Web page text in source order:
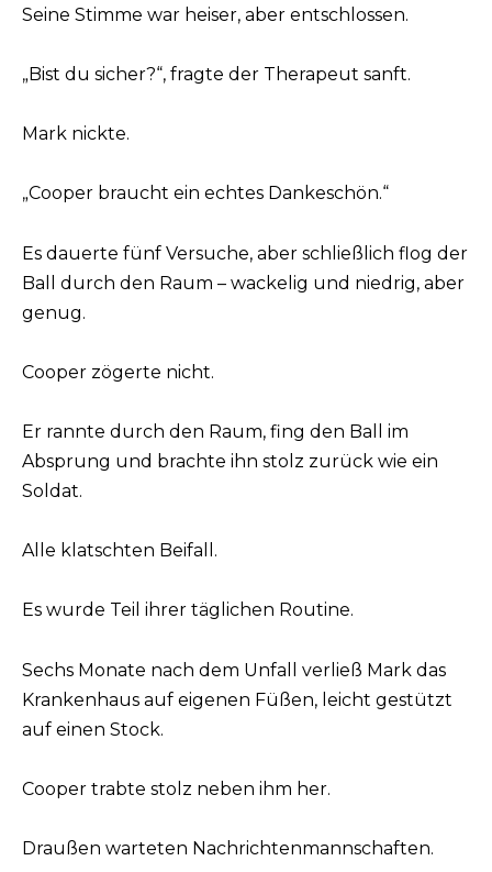
Seine Stimme war heiser, aber entschlossen.
„Bist du sicher?“, fragte der Therapeut sanft.
Mark nickte.
„Cooper braucht ein echtes Dankeschön.“
Es dauerte fünf Versuche, aber schließlich flog der
Ball durch den Raum – wackelig und niedrig, aber
genug.
Cooper zögerte nicht.
Er rannte durch den Raum, fing den Ball im
Absprung und brachte ihn stolz zurück wie ein
Soldat.
Alle klatschten Beifall.
Es wurde Teil ihrer täglichen Routine.
Sechs Monate nach dem Unfall verließ Mark das
Krankenhaus auf eigenen Füßen, leicht gestützt
auf einen Stock.
Cooper trabte stolz neben ihm her.
Draußen warteten Nachrichtenmannschaften.